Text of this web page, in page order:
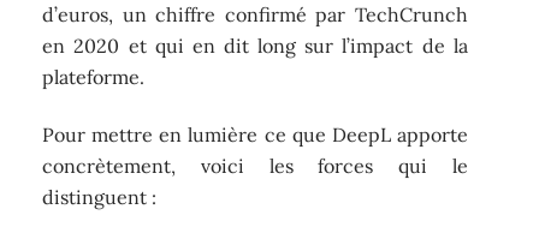
d’euros, un chiffre confirmé par TechCrunch
en 2020 et qui en dit long sur l’impact de la
plateforme.
Pour mettre en lumière ce que DeepL apporte
concrètement, voici les forces qui le
distinguent :